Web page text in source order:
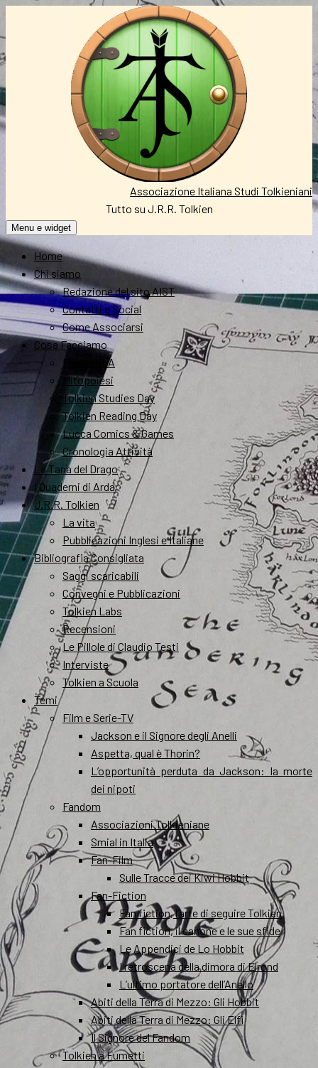
Associazione Italiana Studi Tolkieniani
Tutto su J.R.R. Tolkien
Menu e widget
Home
Chi siamo
Redazione del sito AIST
Contatti e Social
Come Associarsi
Cosa Facciamo
FantastikA
Mitopoiesi
Tolkien Studies Day
Tolkien Reading Day
Lucca Comics & Games
Cronologia Attività
La Tana del Drago
I Quaderni di Arda
J.R.R. Tolkien
La vita
Pubblicazioni Inglesi e Italiane
Bibliografia Consigliata
Saggi scaricabili
Convegni e Pubblicazioni
Tolkien Labs
Recensioni
Le Pillole di Claudio Testi
Interviste
Tolkien a Scuola
Temi
Film e Serie-TV
Jackson e il Signore degli Anelli
Aspetta, qual è Thorin?
L’opportunità perduta da Jackson: la morte
dei nipoti
Fandom
Associazioni Tolkieniane
Smial in Italia
Fan-Film
Sulle Tracce dei Kiwi Hobbit
Fan-Fiction
Fan fiction, l’arte di seguire Tolkien
Fan fiction, il canone e le sue sfide
Le Appendici de Lo Hobbit
I retroscena della dimora di Elrond
L’ultimo portatore dell’Anello
Abiti della Terra di Mezzo: Gli Hobbit
Abiti della Terra di Mezzo: Gli Elfi
Il Signore del Fandom
Tolkien a Fumetti